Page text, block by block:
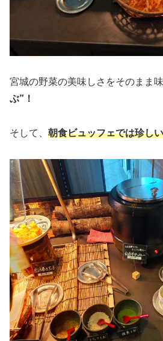
宮城の野菜の美味しさをそのまま
ぶ”！
そして、 朝食ビュッフェでは珍し